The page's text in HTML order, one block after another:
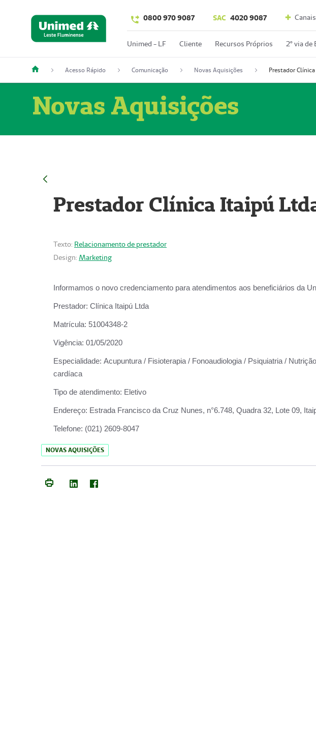
0800 970 9087 SAC 4020 9087
Unimed - LF Cliente Recursos Próprios 2º via de
Acesso Rápido Comunicação Novas Aquisições Prestador
Novas Aquisições
Prestador Clínica Itaipú
Texto: Relacionamento de prestador
Design: Marketing
Informamos o novo credenciamento para atendimentos aos beneficiários da
Prestador: Clínica Itaipú Ltda
Matrícula: 51004348-2
Vigência: 01/05/2020
Especialidade: Acupuntura / Fisioterapia / Fonoaudiologia / Psiquiatria /
cardíaca
Tipo de atendimento: Eletivo
Endereço: Estrada Francisco da Cruz Nunes, n°6.748, Quadra 32, Lote 09,
Telefone: (021) 2609-8047
NOVAS AQUISIÇÕES